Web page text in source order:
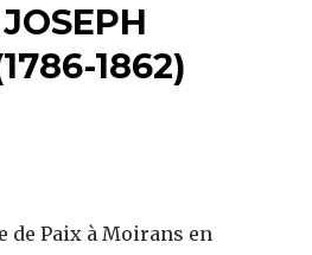
1862)
de Paix à Moirans en